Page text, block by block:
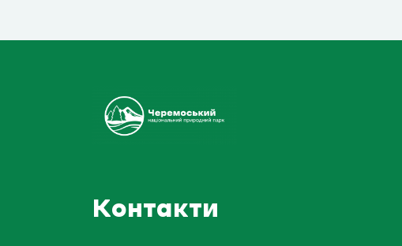
Контакти